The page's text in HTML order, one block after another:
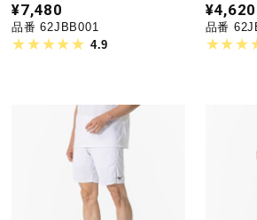
¥7,480
品番 62JBB001
4.9
¥4,620
品番